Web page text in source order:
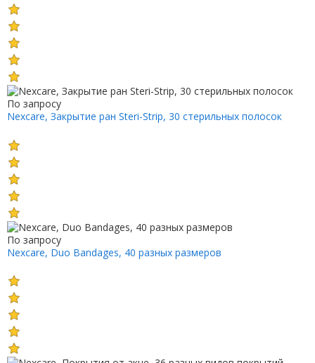
По запросу
Nexcare, Закрытие ран Steri-Strip, 30 стерильных полосок
По запросу
Nexcare, Duo Bandages, 40 разных размеров